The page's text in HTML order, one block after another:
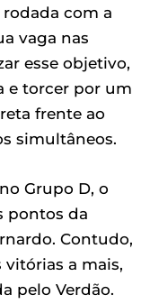
com a
vaga nas
esse objetivo,
e torcer por um
frente ao
simultâneos.
Grupo D, o
pontos da
Contudo,
vitórias a mais,
pelo Verdão.